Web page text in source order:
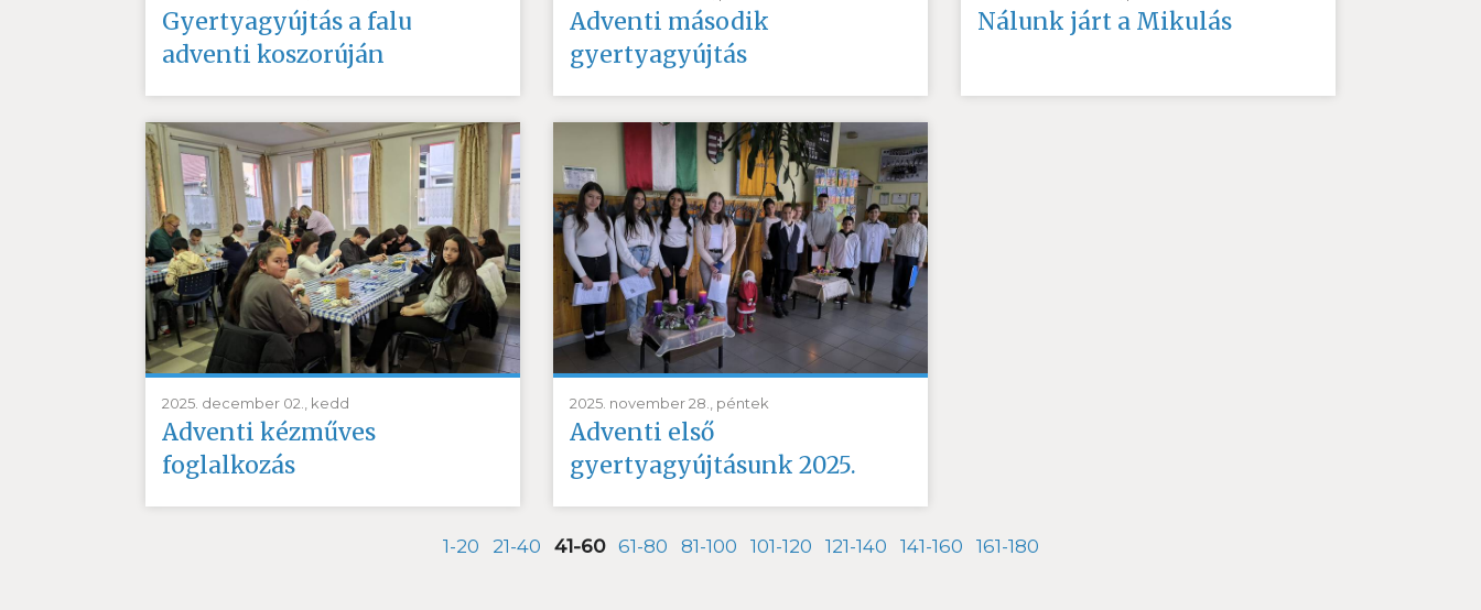
Gyertyagyújtás a falu
adventi koszorúján
Adventi második
gyertyagyújtás
Nálunk járt a Mikulás
2025. december 02., kedd
Adventi kézműves
foglalkozás
2025. november 28., péntek
Adventi első
gyertyagyújtásunk 2025.
1-20 21-40 41-60 61-80 81-100 101-120 121-140 141-160 161-180